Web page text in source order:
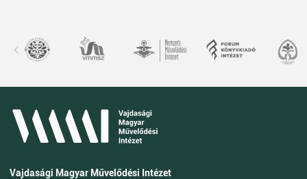
Vajdasági Magyar Művelődési Intézet